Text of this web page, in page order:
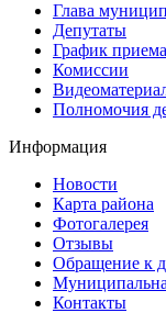
Глава
Депутаты
График
Комиссии
Полномочия
Информация
Новости
Карта района
Фотогалерея
Отзывы
Обращение к
Контакты